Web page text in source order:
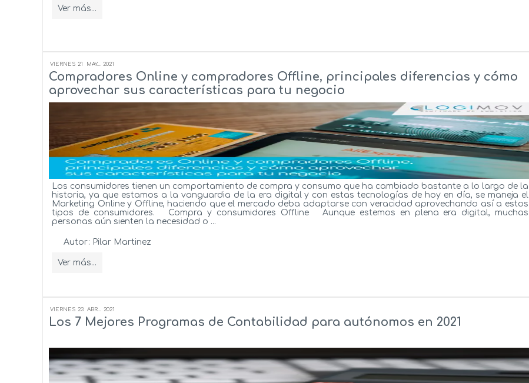
Ver más...
VIERNES 21 MAY... 2021
Compradores Online y compradores Offline, principales diferencias y cómo
aprovechar sus características para tu negocio
Los consumidores tienen un comportamiento de compra y consumo que ha cambiado bastante a lo largo de la
historia, ya que estamos a la vanguardia de la era digital y con estas tecnologías de hoy en día, se maneja el
Marketing Online y Offline, haciendo que el mercado deba adaptarse con veracidad aprovechando así a estos
tipos de consumidores. Compra y consumidores Offline Aunque estemos en plena era digital, muchas
personas aún sienten la necesidad o ...
Autor: Pilar Martinez
Ver más...
VIERNES 23 ABR... 2021
Los 7 Mejores Programas de Contabilidad para autónomos en 2021